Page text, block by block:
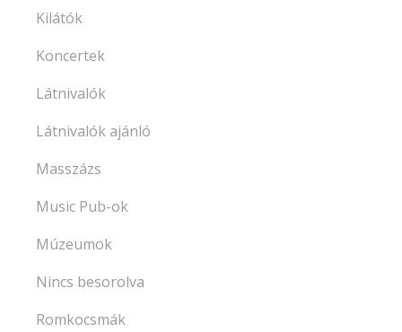
Kilátók
Koncertek
Látnivalók
Látnivalók ajánló
Masszázs
Music Pub-ok
Múzeumok
Nincs besorolva
Romkocsmák